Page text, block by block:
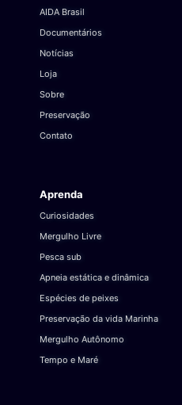
AIDA Brasil
Documentários
Notícias
Loja
Sobre
Preservação
Contato
Aprenda
Curiosidades
Mergulho Livre
Pesca sub
Apneia estática e dinâmica
Espécies de peixes
Preservação da vida Marinha
Mergulho Autônomo
Tempo e Maré